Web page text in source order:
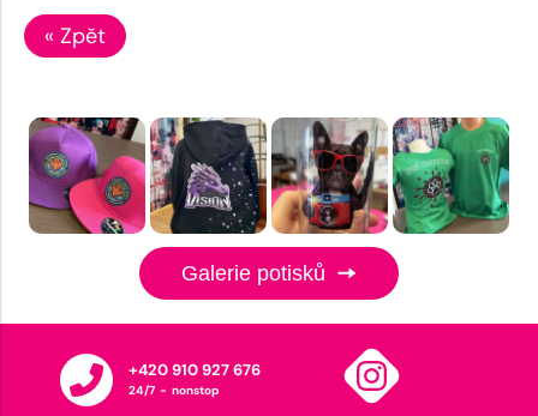
« Zpět
Galerie potisků
+420 910 927 676
24/7 - nonstop